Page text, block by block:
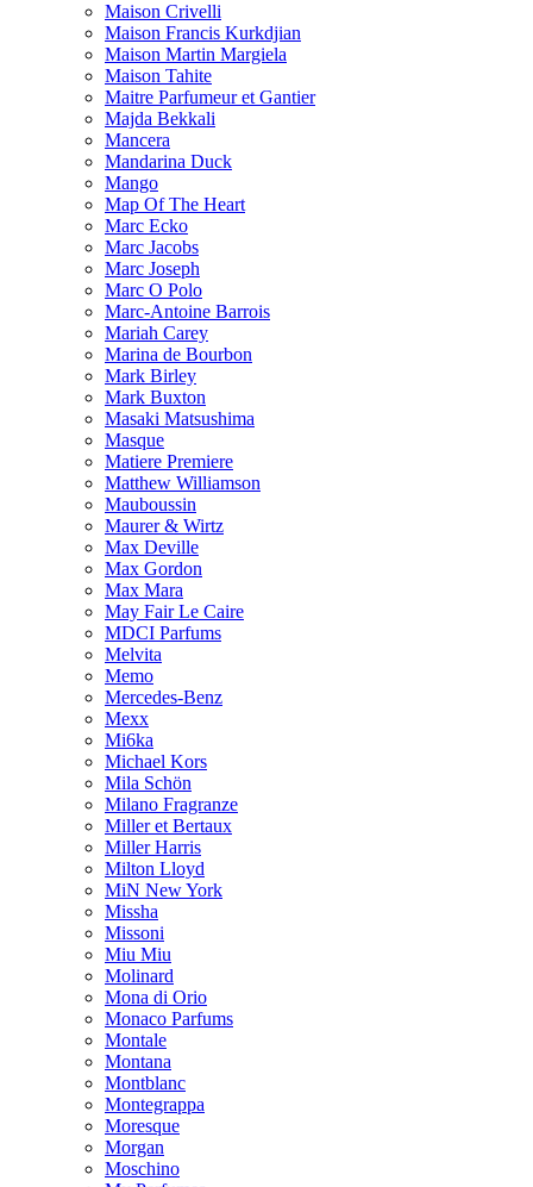
Maison Crivelli
Maison Francis Kurkdjian
Maison Martin Margiela
Maison Tahite
Maitre Parfumeur et Gantier
Majda Bekkali
Mancera
Mandarina Duck
Mango
Map Of The Heart
Marc Ecko
Marc Jacobs
Marc Joseph
Marc O Polo
Marc-Antoine Barrois
Mariah Carey
Marina de Bourbon
Mark Birley
Mark Buxton
Masaki Matsushima
Masque
Matiere Premiere
Matthew Williamson
Mauboussin
Maurer & Wirtz
Max Deville
Max Gordon
Max Mara
May Fair Le Caire
MDCI Parfums
Melvita
Memo
Mercedes-Benz
Mexx
Mi6ka
Michael Kors
Mila Schön
Milano Fragranze
Miller et Bertaux
Miller Harris
Milton Lloyd
MiN New York
Missha
Missoni
Miu Miu
Molinard
Mona di Orio
Monaco Parfums
Montale
Montana
Montblanc
Montegrappa
Moresque
Morgan
Moschino